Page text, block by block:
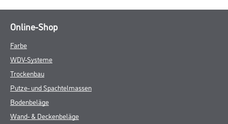
Online-Shop
Farbe
WDV-Systeme
Trockenbau
Putze- und Spachtelmassen
Bodenbeläge
Wand- & Deckenbeläge